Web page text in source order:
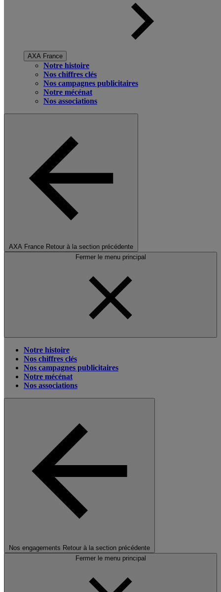
AXA France
Notre histoire
Nos chiffres clés
Nos campagnes publicitaires
Notre mécénat
Nos associations
AXA France Retour à la section précédente
Fermer le menu principal
Notre histoire
Nos chiffres clés
Nos campagnes publicitaires
Notre mécénat
Nos associations
Nos engagements Retour à la section précédente
Fermer le menu principal